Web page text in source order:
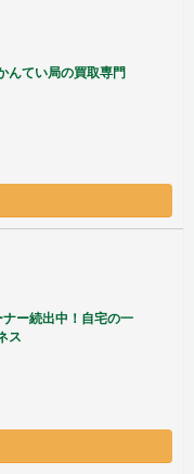
んてい局の買取専門
ー続出中！自宅の一
ス